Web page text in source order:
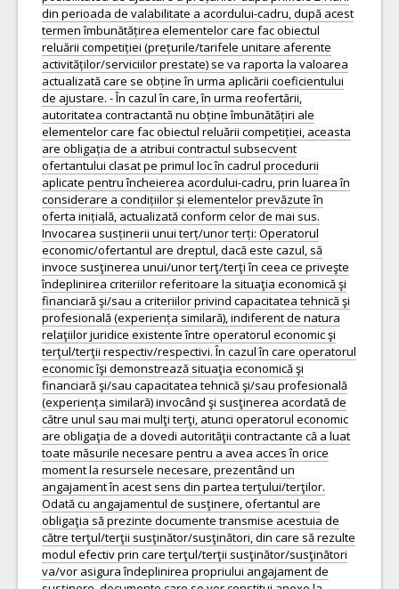
din perioada de valabilitate a acordului-cadru, după acest
termen îmbunătățirea elementelor care fac obiectul
reluării competiției (prețurile/tarifele unitare aferente
activităților/serviciilor prestate) se va raporta la valoarea
actualizată care se obține în urma aplicării coeficientului
de ajustare. - În cazul în care, în urma reofertării,
autoritatea contractantă nu obține îmbunătățiri ale
elementelor care fac obiectul reluării competiției, aceasta
are obligația de a atribui contractul subsecvent
ofertantului clasat pe primul loc în cadrul procedurii
aplicate pentru încheierea acordului-cadru, prin luarea în
considerare a condițiilor și elementelor prevăzute în
oferta inițială, actualizată conform celor de mai sus.
Invocarea susținerii unui terț/unor terți: Operatorul
economic/ofertantul are dreptul, dacă este cazul, să
invoce susţinerea unui/unor terţ/terţi în ceea ce priveşte
îndeplinirea criteriilor referitoare la situaţia economică şi
financiară şi/sau a criteriilor privind capacitatea tehnică şi
profesională (experiența similară), indiferent de natura
relaţiilor juridice existente între operatorul economic şi
terţul/terţii respectiv/respectivi. În cazul în care operatorul
economic îşi demonstrează situaţia economică şi
financiară şi/sau capacitatea tehnică şi/sau profesională
(experiența similară) invocând şi susţinerea acordată de
către unul sau mai mulţi terţi, atunci operatorul economic
are obligaţia de a dovedi autorităţii contractante că a luat
toate măsurile necesare pentru a avea acces în orice
moment la resursele necesare, prezentând un
angajament în acest sens din partea terţului/terţilor.
Odată cu angajamentul de susţinere, ofertantul are
obligaţia să prezinte documente transmise acestuia de
către terţul/terţii susţinător/susţinători, din care să rezulte
modul efectiv prin care terţul/terţii susţinător/susţinători
va/vor asigura îndeplinirea propriului angajament de